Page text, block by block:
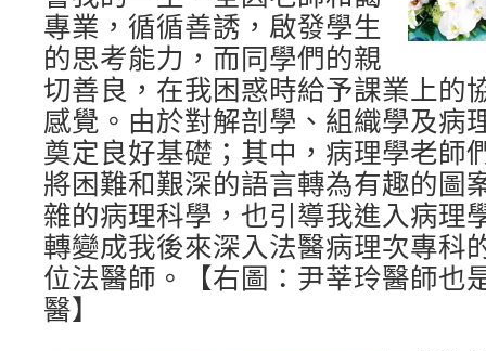
專業，循循善誘，啟發學生
的思考能力，而同學們的親
切善良，在我困惑時給予課業上的
感覺。由於對解剖學、組織學及病
奠定良好基礎；其中，病理學老師
將困難和艱深的語言轉為有趣的圖
雜的病理科學，也引導我進入病理
轉變成我後來深入法醫病理次專科
位法醫師。【右圖：尹莘玲醫師也
醫】